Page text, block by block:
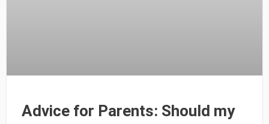
Advice for Parents: Should my